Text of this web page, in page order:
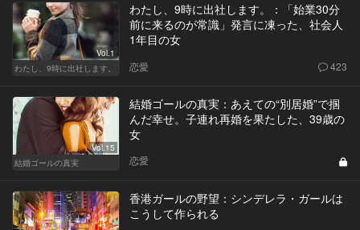
Vol.1
わたし、9時に出社します。
わたし、9時に出社します。：「始業30分
前に来るのが常識」発言に凍った、社会人
1年目の女
恋愛 423
Vol.15
結婚ゴールの真実
結婚ゴールの真実：あえての“別居婚”で掴
んだ幸せ。子連れ再婚を果たした、39歳の
女
恋愛
香港ガールの野望：シンデレラ・ガールは
こうして作られる